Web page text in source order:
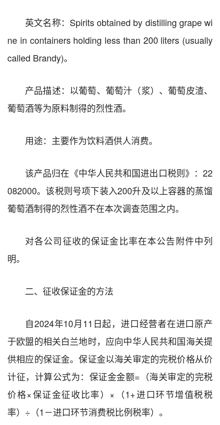
英文名称：Spirits obtained by distilling grape wi
ne in containers holding less than 200 liters (usually
called Brandy)。
产品描述：以葡萄、葡萄汁（浆）、葡萄皮渣、
葡萄酒等为原料制得的烈性酒。
用途：主要作为饮料酒供人消费。
该产品归在《中华人民共和国进出口税则》：22
082000。该税则号项下装入200升及以上容器的蒸馏
葡萄酒制得的烈性酒不在本次调查范围之内。
对各公司征收的保证金比率在本公告附件中列
明。
二、征收保证金的方法
自2024年10月11日起，进口经营者在进口原产
于欧盟的相关白兰地时，应向中华人民共和国海关提
供相应的保证金。保证金以海关审定的完税价格从价
计征，计算公式为：保证金金额=（海关审定的完税
价格×保证金征收比率）×（1+进口环节增值税税
率）÷（1－进口环节消费税比例税率）。